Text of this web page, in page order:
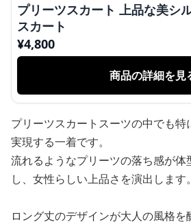
プリーツスカート 上品な美シ
スカート
¥4,800
商品の詳細を見
プリーツスカートスーツの中でも
実現する一着です。
流れるようなプリーツの落ち感が体
し、女性らしい上品さを演出します。
ロング丈のデザインが大人の風格